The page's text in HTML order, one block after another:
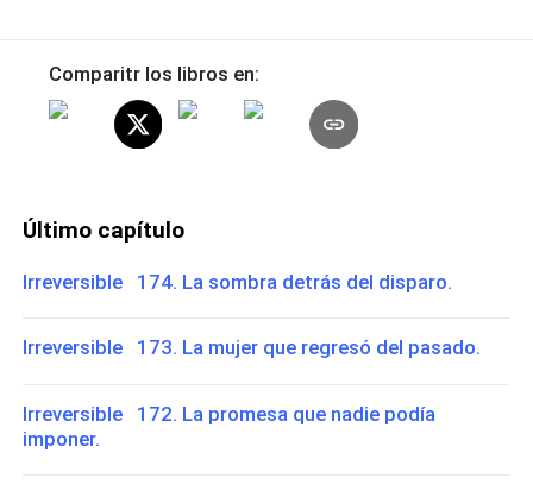
Comparitr los libros en:
Último capítulo
Irreversible 174. La sombra detrás del disparo.
Irreversible 173. La mujer que regresó del pasado.
Irreversible 172. La promesa que nadie podía
imponer.